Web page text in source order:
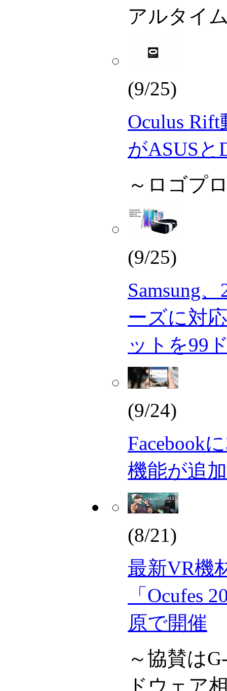
アルタイ
(9/25)
Oculus
がASUS
～ロゴプ
(9/25)
Samsung
ーズに対
ットを99
(9/24)
Facebook
機能が追加
(8/21)
最新VR機
「Ocufes
原で開催
～協賛は
ドウェア